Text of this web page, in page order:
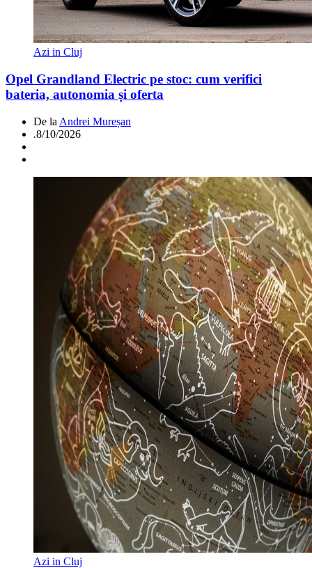
Azi in Cluj
Opel Grandland Electric pe stoc: cum verifici
bateria, autonomia și oferta
De la Andrei Mureșan
.8/10/2026
Azi in Cluj